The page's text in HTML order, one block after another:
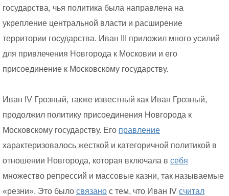
государства, чья политика была направлена на
укрепление центральной власти и расширение
территории государства. Иван III приложил много усилий
для привлечения Новгорода к Московии и его
присоединение к Московскому государству.
Иван IV Грозный, также известный как Иван Грозный,
продолжил политику присоединения Новгорода к
Московскому государству. Его правление
характеризовалось жесткой и категоричной политикой в
отношении Новгорода, которая включала в себя
множество репрессий и массовые казни, так называемые
«резни». Это было связано с тем, что Иван IV считал